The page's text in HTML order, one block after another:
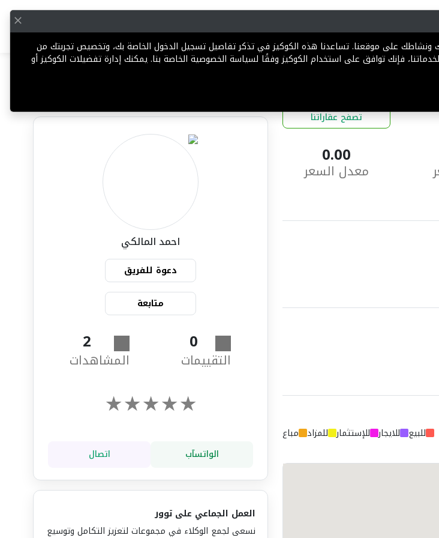
تصفح عقاراتنا
0.00
معدل السعر
للبيع للايجار للإستثمار للمزاد مباع
احمد المالكي
دعوة للفريق
متابعة
0
التقييمات
2
المشاهدات
★
★
★
★
★
الواتسآب اتصال
العمل الجماعي على توور
نسعى لجمع الوكلاء في مجموعات لتعزيز التكامل وتوسيع
ونشاطك على موقعنا. تساعدنا هذه الكوكيز في تذكر تفاصيل تسجيل الدخول الخاصة بك، وتخصيص تجربتك من
فإنك توافق على استخدام الكوكيز وفقًا لسياسة الخصوصية الخاصة بنا. يمكنك إدارة تفضيلات الكوكيز أو